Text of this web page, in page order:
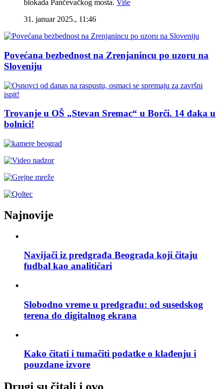
blokada Pančevačkog mosta. Više
31. januar 2025., 11:46
Povećana bezbednost na Zrenjanincu po uzoru na
Sloveniju
Trovanje u OŠ „Stevan Sremac“ u Borči. 14 đaka u
bolnici!
Najnovije
Navijači iz predgrađa Beograda koji čitaju
fudbal kao analitičari
Slobodno vreme u predgrađu: od susedskog
terena do digitalnog ekrana
Kako čitati i tumačiti podatke o klađenju i
pouzdane izvore